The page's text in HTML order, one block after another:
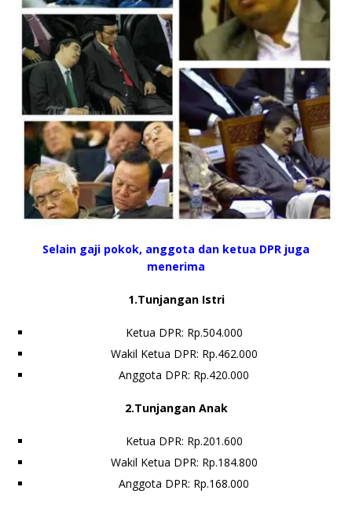
Selain gaji pokok, anggota dan ketua DPR juga
menerima
1.Tunjangan Istri
Ketua DPR: Rp.504.000
Wakil Ketua DPR: Rp.462.000
Anggota DPR: Rp.420.000
2.Tunjangan Anak
Ketua DPR: Rp.201.600
Wakil Ketua DPR: Rp.184.800
Anggota DPR: Rp.168.000